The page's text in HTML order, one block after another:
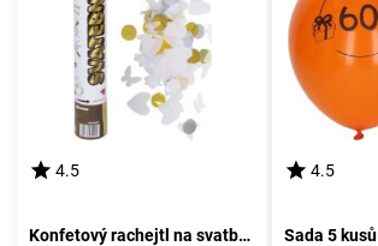
4.5
Konfetový rachejtl na svatbu, výstřelový, délka 30 cm
4.5